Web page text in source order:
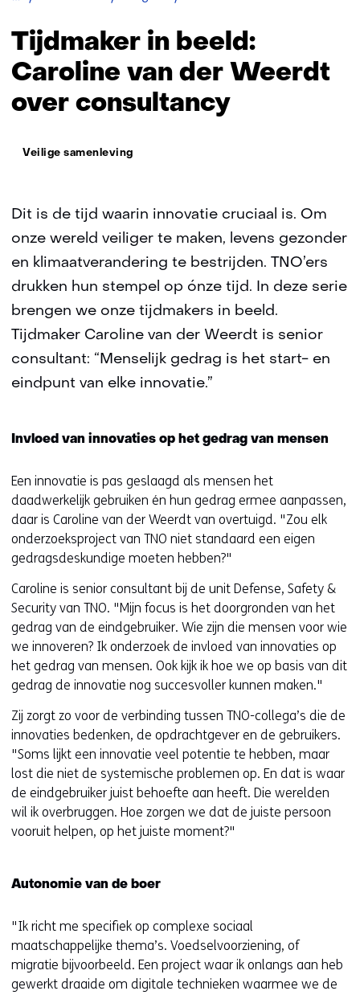
beeld:
Caroline
van
der
Weerdt
Tijdmaker in beeld:
Caroline van der Weerdt
over consultancy
Thema:
Veilige samenleving
Dit is de tijd waarin innovatie cruciaal is. Om
onze wereld veiliger te maken, levens gezonder
en klimaatverandering te bestrijden. TNO’ers
drukken hun stempel op ónze tijd. In deze serie
brengen we onze tijdmakers in beeld.
Tijdmaker Caroline van der Weerdt is senior
consultant: “Menselijk gedrag is het start- en
eindpunt van elke innovatie.”
Invloed van innovaties op het gedrag van mensen
Een innovatie is pas geslaagd als mensen het
daadwerkelijk gebruiken én hun gedrag ermee aanpassen,
daar is Caroline van der Weerdt van overtuigd. "Zou elk
onderzoeksproject van TNO niet standaard een eigen
gedragsdeskundige moeten hebben?"
Caroline is senior consultant bij de unit Defense, Safety &
Security van TNO. "Mijn focus is het doorgronden van het
gedrag van de eindgebruiker. Wie zijn die mensen voor wie
we innoveren? Ik onderzoek de invloed van innovaties op
het gedrag van mensen. Ook kijk ik hoe we op basis van dit
gedrag de innovatie nog succesvoller kunnen maken."
Zij zorgt zo voor de verbinding tussen TNO-collega’s die de
innovaties bedenken, de opdrachtgever en de gebruikers.
"Soms lijkt een innovatie veel potentie te hebben, maar
lost die niet de systemische problemen op. En dat is waar
de eindgebruiker juist behoefte aan heeft. Die werelden
wil ik overbruggen. Hoe zorgen we dat de juiste persoon
vooruit helpen, op het juiste moment?"
Autonomie van de boer
"Ik richt me specifiek op complexe sociaal
maatschappelijke thema’s. Voedselvoorziening, of
migratie bijvoorbeeld. Een project waar ik onlangs aan heb
gewerkt draaide om digitale technieken waarmee we de